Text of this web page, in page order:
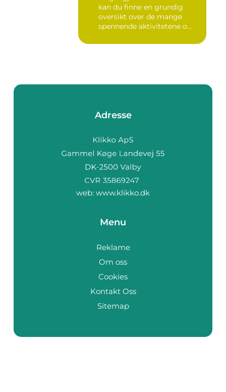
kan du finne en grundig
oversikt over de mange
spennende aktivitetene o...
Adresse
web: www.klikko.dk
Menu
Reklame
Om oss
Cookies
Kontakt Oss
Sitemap